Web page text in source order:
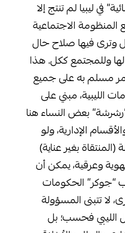
في ليبيا لم تنتج إلا
الاجتماعية
وترى فيها صلاح حال
لها وللمجتمع ككل. هذا
مسلم به على جميع
الليبية، مبني على
بعض النساء هنا
الإدارية، ولو
بغير عناية)
وعرقية، يمكن أن
“جوكر” الحكومات
لا تتبنى المسؤولة
الليبي فحسب؛ بل